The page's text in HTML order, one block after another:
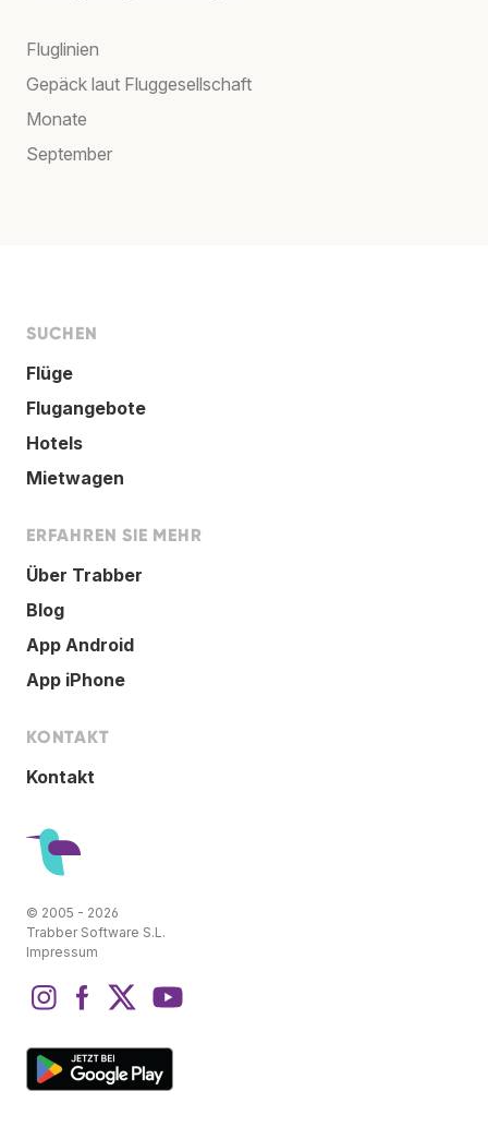
Fluglinien
Gepäck laut Fluggesellschaft
Monate
September
SUCHEN
Flüge
Flugangebote
Hotels
Mietwagen
ERFAHREN SIE MEHR
Über Trabber
Blog
App Android
App iPhone
KONTAKT
Kontakt
© 2005 - 2026
Trabber Software S.L.
Impressum